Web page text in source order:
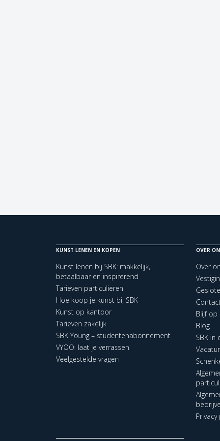
KUNST LENEN EN KOPEN
Kunst lenen bij SBK: makkelijk,
betaalbaar en inspirerend
Tarieven particulieren
Hoe koop je kunst bij SBK
Kunst op kantoor
Tarieven zakelijk
SBK Young – studentenabonnement
VYOO: laat je verrassen
Veelgestelde vragen
OVER
Over
Blijf op
Blog
SBK in